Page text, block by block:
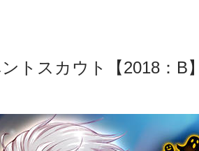
トスカウト【2018：B